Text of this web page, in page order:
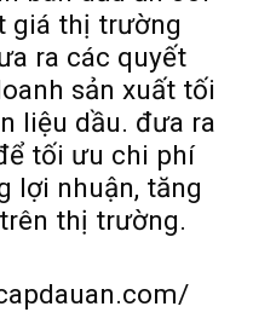
giá thị trường
ra các quyết
sản xuất tối
liệu dầu. đưa ra
tối ưu chi phí
lợi nhuận, tăng
thị trường.